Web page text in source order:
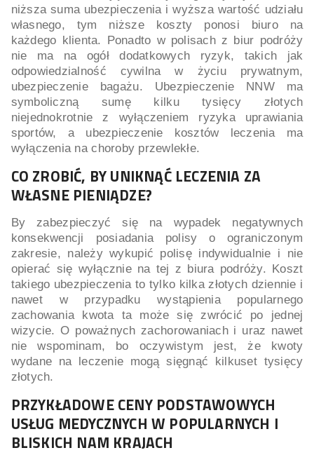
niższa suma ubezpieczenia i wyższa wartość udziału
własnego, tym niższe koszty ponosi biuro na
każdego klienta. Ponadto w polisach z biur podróży
nie ma na ogół dodatkowych ryzyk, takich jak
odpowiedzialność cywilna w życiu prywatnym,
ubezpieczenie bagażu. Ubezpieczenie NNW ma
symboliczną sumę kilku tysięcy złotych
niejednokrotnie z wyłączeniem ryzyka uprawiania
sportów, a ubezpieczenie kosztów leczenia ma
wyłączenia na choroby przewlekłe.
CO ZROBIĆ, BY UNIKNĄĆ LECZENIA ZA
WŁASNE PIENIĄDZE?
By zabezpieczyć się na wypadek negatywnych
konsekwencji posiadania polisy o ograniczonym
zakresie, należy wykupić polisę indywidualnie i nie
opierać się wyłącznie na tej z biura podróży. Koszt
takiego ubezpieczenia to tylko kilka złotych dziennie i
nawet w przypadku wystąpienia popularnego
zachowania kwota ta może się zwrócić po jednej
wizycie. O poważnych zachorowaniach i uraz nawet
nie wspominam, bo oczywistym jest, że kwoty
wydane na leczenie mogą sięgnąć kilkuset tysięcy
złotych.
PRZYKŁADOWE CENY PODSTAWOWYCH
USŁUG MEDYCZNYCH W POPULARNYCH I
BLISKICH NAM KRAJACH